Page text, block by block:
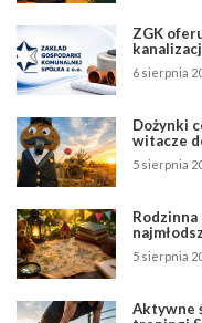
ZGK
6 sierpnia
Dożynki
witacze
5 sierpnia
5 sierpnia
Aktywne